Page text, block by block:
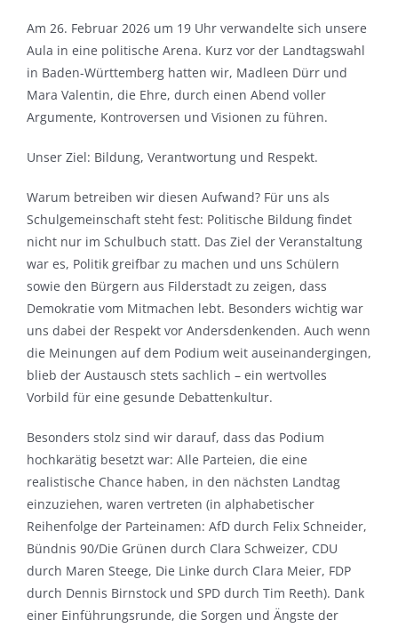
Am 26. Februar 2026 um 19 Uhr verwandelte sich unsere
Aula in eine politische Arena. Kurz vor der Landtagswahl
in Baden-Württemberg hatten wir, Madleen Dürr und
Mara Valentin, die Ehre, durch einen Abend voller
Argumente, Kontroversen und Visionen zu führen.
Unser Ziel: Bildung, Verantwortung und Respekt.
Warum betreiben wir diesen Aufwand? Für uns als
Schulgemeinschaft steht fest: Politische Bildung findet
nicht nur im Schulbuch statt. Das Ziel der Veranstaltung
war es, Politik greifbar zu machen und uns Schülern
sowie den Bürgern aus Filderstadt zu zeigen, dass
Demokratie vom Mitmachen lebt. Besonders wichtig war
uns dabei der Respekt vor Andersdenkenden. Auch wenn
die Meinungen auf dem Podium weit auseinandergingen,
blieb der Austausch stets sachlich – ein wertvolles
Vorbild für eine gesunde Debattenkultur.
Besonders stolz sind wir darauf, dass das Podium
hochkarätig besetzt war: Alle Parteien, die eine
realistische Chance haben, in den nächsten Landtag
einzuziehen, waren vertreten (in alphabetischer
Reihenfolge der Parteinamen: AfD durch Felix Schneider,
Bündnis 90/Die Grünen durch Clara Schweizer, CDU
durch Maren Steege, Die Linke durch Clara Meier, FDP
durch Dennis Birnstock und SPD durch Tim Reeth). Dank
einer Einführungsrunde, die Sorgen und Ängste der